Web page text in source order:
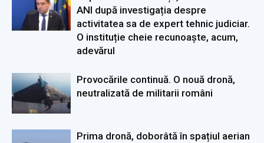
ANI după investigația despre
activitatea sa de expert tehnic judiciar.
O instituție cheie recunoaște, acum,
adevărul
Provocările continuă. O nouă dronă,
neutralizată de militarii români
Prima dronă, doborâtă în spațiul aerian